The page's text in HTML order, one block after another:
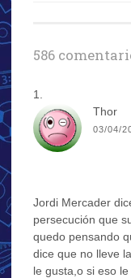
586
Thor
03/04/
Jordi Mercader
persecución que
quedo pensando
dice que no lleve
le gusta,o si eso